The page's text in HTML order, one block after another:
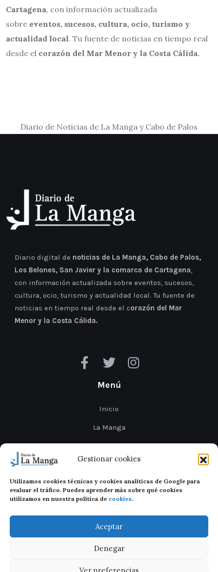
Gestionar cookies
Utilizamos cookies técnicas y cookies analíticas de Google para
evaluar el tráfico. Puedes aprender más sobre qué cookies
utilizamos en nuestra política de cookies.
Aceptar
Denegar
Ver preferencias
Cartagena, con información actualizada
sobre eventos, sucesos, cultura, ocio, turismo y
actualidad local. Tu fuente de noticias en tiempo real
desde el corazón del Mar Menor y la Costa Cálida.
Diario de Noticias de La Manga y Cabo de Palos
Diario digital de noticias de La Manga, Cabo de Palos,
Los Belones, San Javier y la comarca de Cartagena,
con información actualizada sobre eventos, sucesos,
cultura, ocio, turismo y actualidad local. Tu fuente de
noticias en tiempo real desde el corazón del Mar
Menor y la Costa Cálida.
Menú
Inicio
La Manga
Cabo de Palos
Mar Menor
Cartagena
San Javier